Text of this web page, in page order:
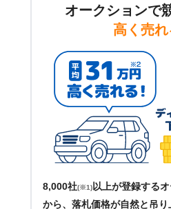
オークションで
高く売れ
8,000社(※1) 以上が登録する
から、落札価格が自然と吊り